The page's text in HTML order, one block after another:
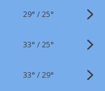
29° /25°
33° /25°
33° /29°